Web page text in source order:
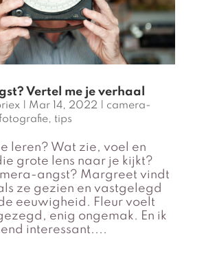
Vertel me je verhaal
| Mar 14, 2022
camera-
, tips
leren? Wat zie, voel en
grote lens naar je kijkt?
angst? Margreet vindt
ze gezien en vastgelegd
eeuwigheid. Fleur voelt
enig ongemak. En ik
interessant....